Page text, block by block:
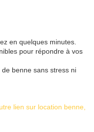
en quelques minutes.
pour répondre à vos
de benne sans stress ni
lien sur location benne,